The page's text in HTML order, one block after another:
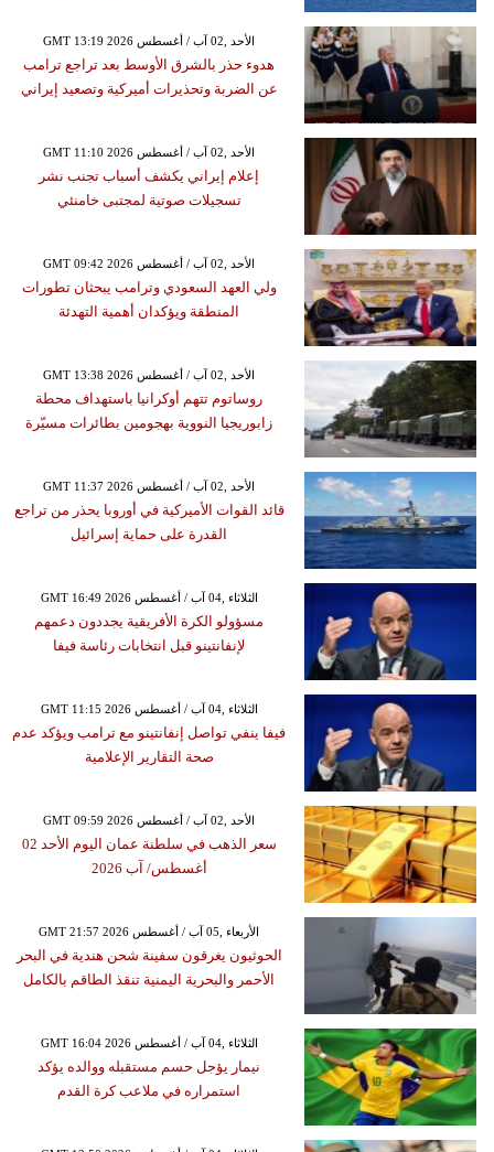
GMT 13:19 2026 الأحد ,02 آب / أغسطس
هدوء حذر بالشرق الأوسط بعد تراجع ترامب
عن الضربة وتحذيرات أميركية وتصعيد إيراني
GMT 11:10 2026 الأحد ,02 آب / أغسطس
إعلام إيراني يكشف أسباب تجنب نشر
تسجيلات صوتية لمجتبى خامنئي
GMT 09:42 2026 الأحد ,02 آب / أغسطس
ولي العهد السعودي وترامب يبحثان تطورات
المنطقة ويؤكدان أهمية التهدئة
GMT 13:38 2026 الأحد ,02 آب / أغسطس
روساتوم تتهم أوكرانيا باستهداف محطة
زابوريجيا النووية بهجومين بطائرات مسيّرة
GMT 11:37 2026 الأحد ,02 آب / أغسطس
قائد القوات الأميركية في أوروبا يحذر من تراجع
القدرة على حماية إسرائيل
GMT 16:49 2026 الثلاثاء ,04 آب / أغسطس
مسؤولو الكرة الأفريقية يجددون دعمهم
لإنفانتينو قبل انتخابات رئاسة فيفا
GMT 11:15 2026 الثلاثاء ,04 آب / أغسطس
فيفا ينفي تواصل إنفانتينو مع ترامب ويؤكد عدم
صحة التقارير الإعلامية
GMT 09:59 2026 الأحد ,02 آب / أغسطس
سعر الذهب في سلطنة عمان اليوم الأحد 02
أغسطس/ آب 2026
GMT 21:57 2026 الأربعاء ,05 آب / أغسطس
الحوثيون يغرقون سفينة شحن هندية في البحر
الأحمر والبحرية اليمنية تنقذ الطاقم بالكامل
GMT 16:04 2026 الثلاثاء ,04 آب / أغسطس
نيمار يؤجل حسم مستقبله ووالده يؤكد
استمراره في ملاعب كرة القدم